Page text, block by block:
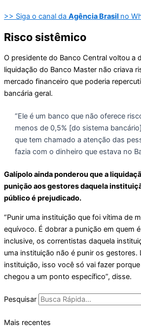
>> Siga o canal da Agência Brasil no
Risco sistêmico
O presidente do Banco Central voltou a
liquidação do Banco Master não criava
mercado financeiro que poderia
bancária geral.
“Ele é um banco que não oferece
menos de 0,5% [do sistema
que tem chamado a atenção das
fazia com o dinheiro que estava no
Galípolo ainda ponderou que a
punição aos gestores daquela
público é prejudicado.
“Punir uma instituição que foi vítima de
equívoco. É dobrar a punição em quem
inclusive, os correntistas daquela
uma instituição não é punir os gestores.
instituição, isso você só vai fazer
chegou a um ponto específico”, disse.
Pesquisar
Mais recentes